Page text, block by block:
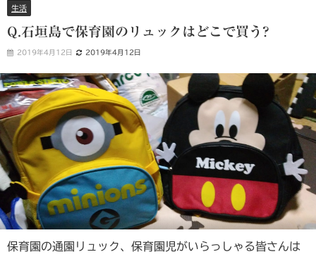
生活
Q.石垣島で保育園のリュックはどこで買う?
2019年4月12日 2019年4月12日
保育園の通園リュック、保育園児がいらっしゃる皆さんは